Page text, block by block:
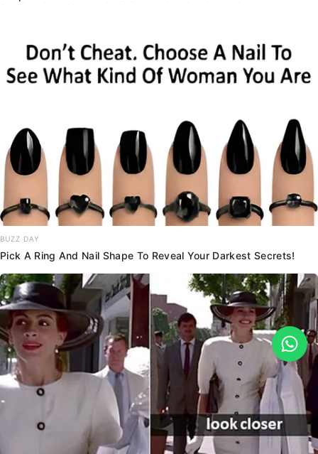
BUZZ DAY
Pick A Ring And Nail Shape To Reveal Your Darkest Secrets!